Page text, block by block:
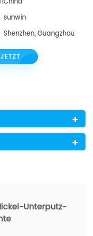
sunwin
Shenzhen, Guangzhou
Unterputz-